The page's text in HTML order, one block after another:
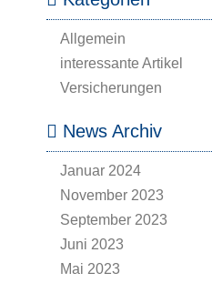
Allgemein
interessante Artikel
Versicherungen
News Archiv
Januar 2024
November 2023
September 2023
Juni 2023
Mai 2023